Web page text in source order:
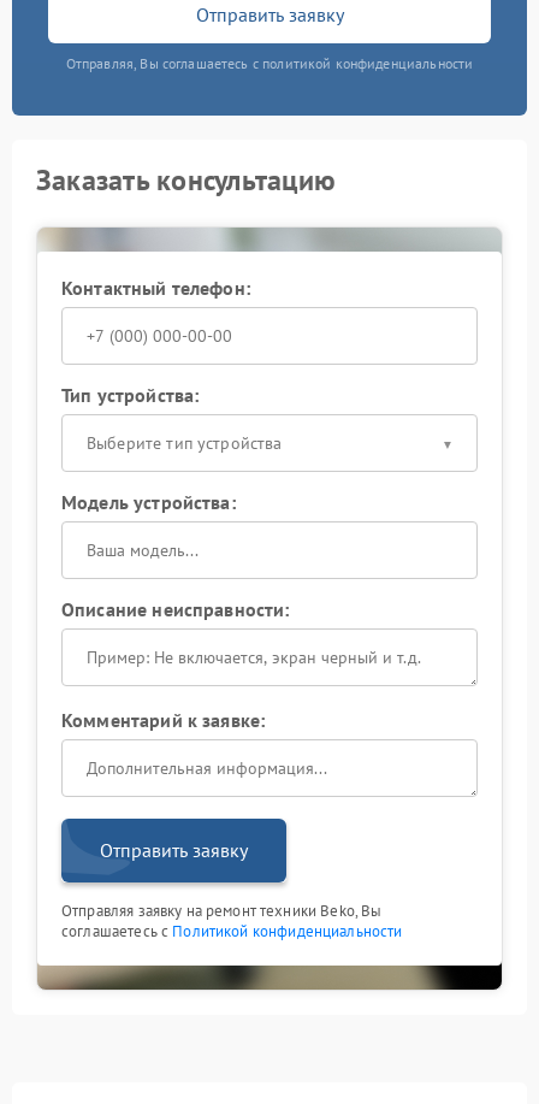
Отправить заявку
Отправляя, Вы соглашаетесь с политикой конфиденциальности
Заказать консультацию
Контактный телефон:
Тип устройства:
Выберите тип устройства
Модель устройства:
Описание неисправности:
Комментарий к заявке:
Отправить заявку
Отправляя заявку на ремонт техники Beko, Вы
соглашаетесь с Политикой конфиденциальности